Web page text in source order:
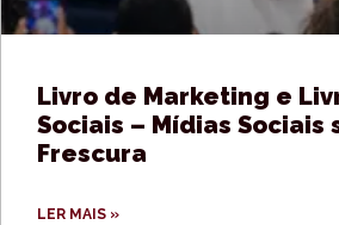
Livro de Marketing e
Sociais – Mídias Sociais
Frescura
LER MAIS »